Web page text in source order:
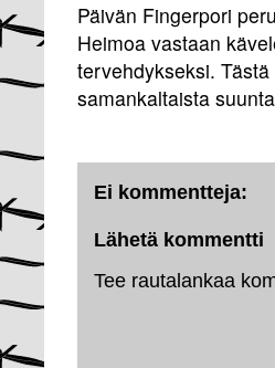
Päivän Fingerpori
Heimoa vastaan
tervehdykseksi.
samankaltaista
Ei kommentteja:
Lähetä kommentti
Tee rautalankaa